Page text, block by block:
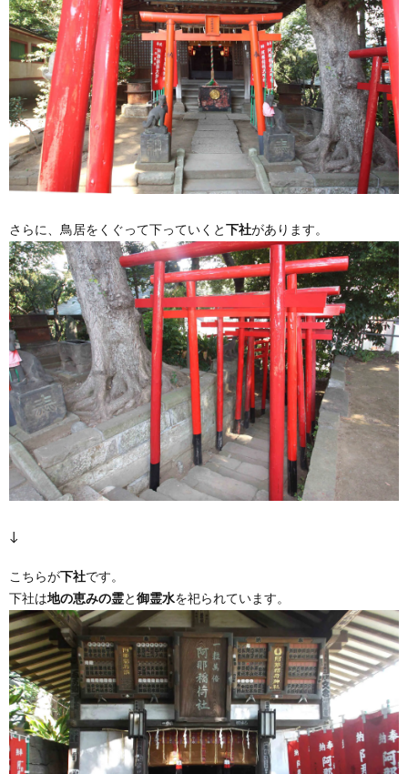
さらに、鳥居をくぐって下っていくと 下社があります。
↓
こちらが 下社です。
下社は地の恵みの霊と 御霊水を祀られています。